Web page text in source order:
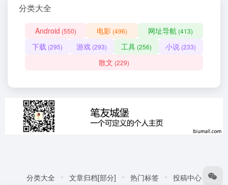
分类大全
Android (550) 电影 (496) 网址导航 (413)
下载 (295) 游戏 (293) 工具(256) 小说 (233)
散文 (229)
分类大全 文章归档[部分] 热门标签 投稿中心